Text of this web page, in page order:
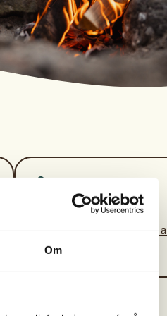
Om
Kontaktperson
https://95118540
diamant_post@hotma
il.com